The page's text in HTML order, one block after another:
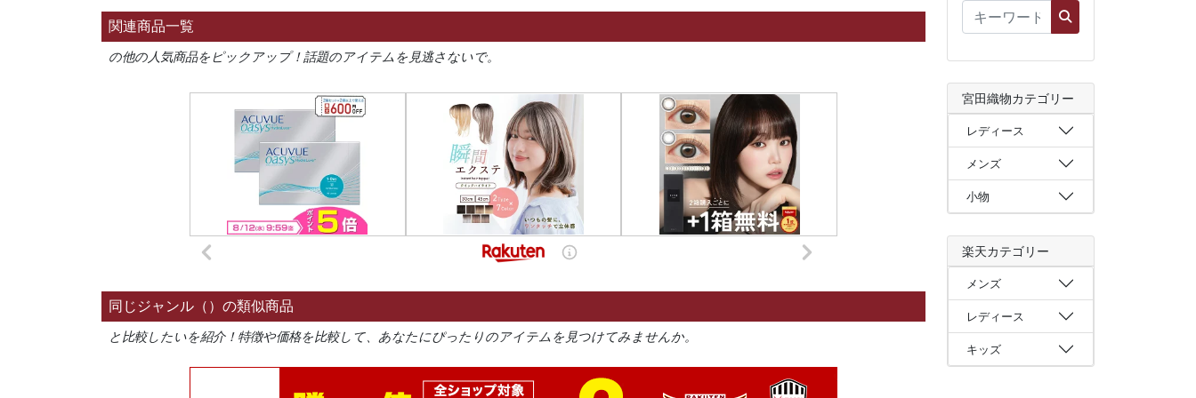
関連商品一覧
の他の人気商品をピックアップ！話題のアイテムを見逃さないで。
同じジャンル（）の類似商品
と比較したいを紹介！特徴や価格を比較して、あなたにぴったりのアイテムを見つけてみませんか。
宮田織物カテゴリー
レディース
メンズ
小物
楽天カテゴリー
メンズ
レディース
キッズ